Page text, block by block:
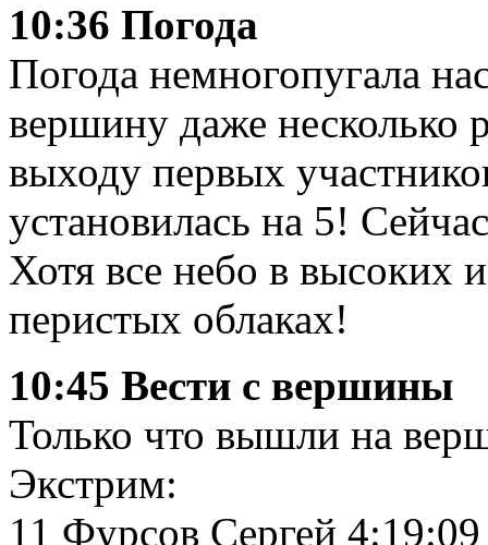
10:36 Погода
Погода немногопугала
вершину даже несколько
выходу первых
установилась на 5!
Хотя все небо в высоких
перистых облаках!
10:45 Вести с вершины
Только что вышли на
Экстрим:
11 Фурсов Сергей 4:19:09